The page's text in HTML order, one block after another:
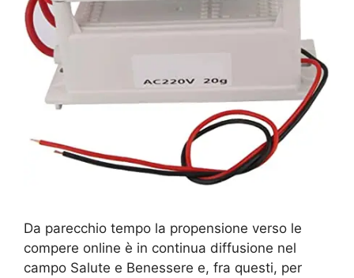
Da parecchio tempo la propensione verso le
compere online è in continua diffusione nel
campo Salute e Benessere e, fra questi, per